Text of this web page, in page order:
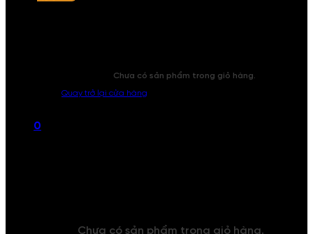
Chưa có sản phẩm trong giỏ hàng.
Quay trở lại cửa hàng
0
Chưa có sản phẩm trong giỏ hàng.